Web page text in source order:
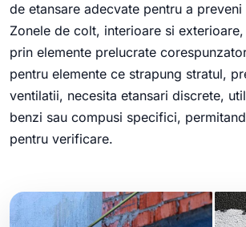
de etansare adecvate pentru a
Zonele de colt, interioare si
prin elemente prelucrate
pentru elemente ce strapung stratul,
ventilatii, necesita etansari discrete,
benzi sau compusi specifici,
pentru verificare.